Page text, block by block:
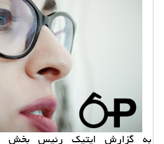
به گزارش اپتیك رئیس بخش